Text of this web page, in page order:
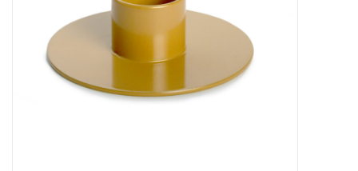
Cadeaubonnen